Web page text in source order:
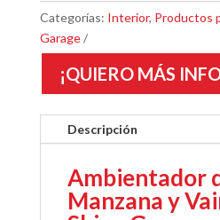
Categorías: Interior, Productos
Garage
¡QUIERO MÁS
Descripción
Ambientador
Manzana y